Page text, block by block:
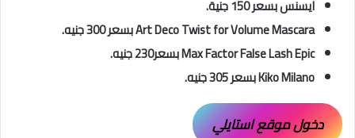
ايسنس بسعر 150 جنية.
Art Deco Twist for Volume Mascara بسعر 300 جنيه.
Max Factor False Lash Epic بسعر230 جنيه.
Kiko Milano بسعر 305 جنيه.
دخول موقع استايلي